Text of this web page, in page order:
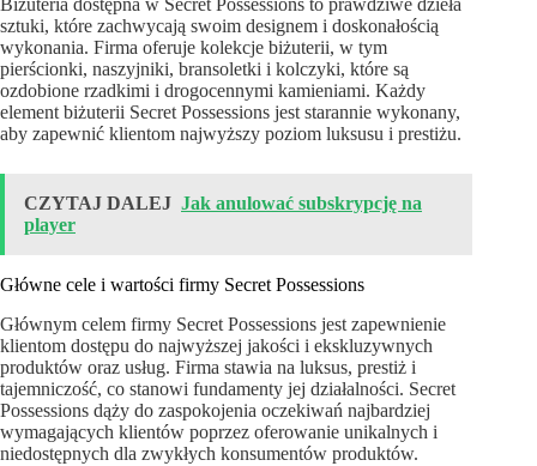
Biżuteria dostępna w Secret Possessions to prawdziwe dzieła
sztuki, które zachwycają swoim designem i doskonałością
wykonania. Firma oferuje kolekcje biżuterii, w tym
pierścionki, naszyjniki, bransoletki i kolczyki, które są
ozdobione rzadkimi i drogocennymi kamieniami. Każdy
element biżuterii Secret Possessions jest starannie wykonany,
aby zapewnić klientom najwyższy poziom luksusu i prestiżu.
CZYTAJ DALEJ Jak anulować subskrypcję na
player
Główne cele i wartości firmy Secret Possessions
Głównym celem firmy Secret Possessions jest zapewnienie
klientom dostępu do najwyższej jakości i ekskluzywnych
produktów oraz usług. Firma stawia na luksus, prestiż i
tajemniczość, co stanowi fundamenty jej działalności. Secret
Possessions dąży do zaspokojenia oczekiwań najbardziej
wymagających klientów poprzez oferowanie unikalnych i
niedostępnych dla zwykłych konsumentów produktów.